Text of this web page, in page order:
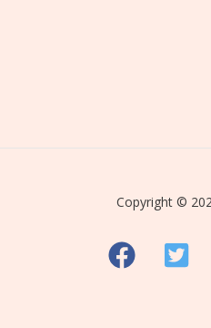
Copyright ©